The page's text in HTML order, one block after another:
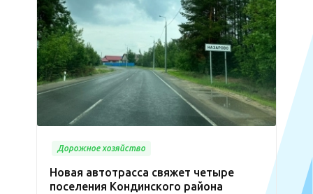
Дорожное хозяйство
Новая автотрасса свяжет четыре
поселения Кондинского района